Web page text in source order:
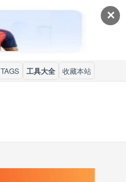
✕
TAGS 工具大全 收藏本站